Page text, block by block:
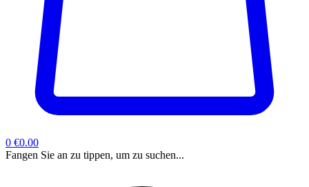
0 €0.00
Fangen Sie an zu tippen, um zu suchen...